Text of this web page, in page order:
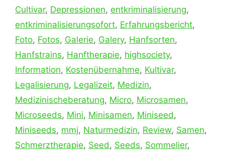
Cultivar, Depressionen, entkriminalisierung,
entkriminalisierungsofort, Erfahrungsbericht,
Foto, Fotos, Galerie, Galery, Hanfsorten,
Hanfstrains, Hanftherapie, highsociety,
Information, Kostenübernahme, Kultivar,
Legalisierung, Legalizeit, Medizin,
Medizinischeberatung, Micro, Microsamen,
Microseeds, Mini, Minisamen, Miniseed ,
Miniseeds, mmj, Naturmedizin, Review, Samen,
Schmerztherapie, Seed , Seeds, Sommelier,